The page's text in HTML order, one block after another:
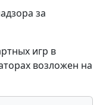
за
игр в
возложен на